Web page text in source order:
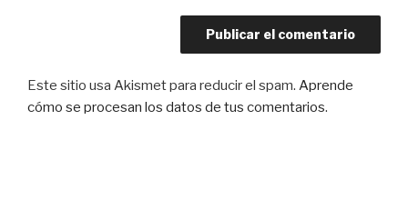
Este sitio usa Akismet para reducir el spam. Aprende
cómo se procesan los datos de tus comentarios.